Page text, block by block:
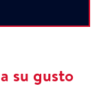
su gusto